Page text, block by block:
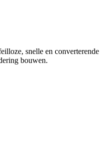
snelle en converterende
bouwen.